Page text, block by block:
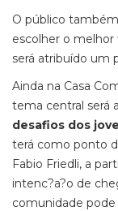
O público
escolher o
será atribuído um
Ainda na Casa
tema central será
desafios dos
terá como ponto
Fabio Friedli, a
intenc?a?o de
comunidade pode